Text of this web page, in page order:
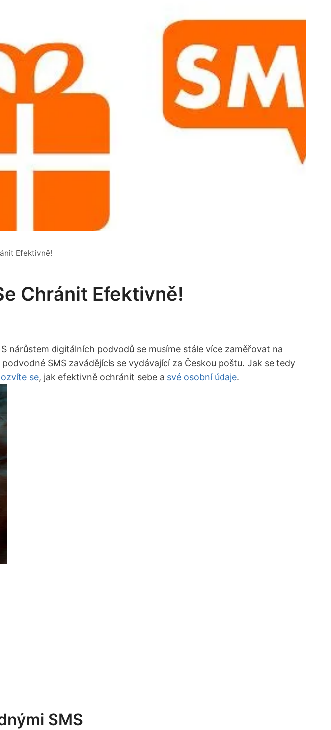
Efektivně!
Chránit Efektivně!
nárůstem digitálních podvodů se​ musíme stále více zaměřovat na
‍SMS zavádějícís ​se⁤ vydávající za Českou ‍poštu. Jak se⁤ tedy‌
se, jak ⁤efektivně ochránit ⁣sebe a ‍ své osobní údaje.
SMS